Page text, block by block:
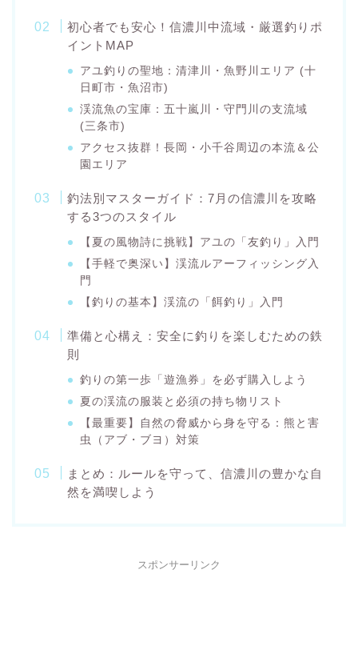
初心者でも安心！信濃川中流域・厳選釣りポ
イントMAP
アユ釣りの聖地：清津川・魚野川エリア (十
日町市・魚沼市)
渓流魚の宝庫：五十嵐川・守門川の支流域
(三条市)
アクセス抜群！長岡・小千谷周辺の本流＆公
園エリア
釣法別マスターガイド：7月の信濃川を攻略
する3つのスタイル
【夏の風物詩に挑戦】アユの「友釣り」入門
【手軽で奥深い】渓流ルアーフィッシング入
門
【釣りの基本】渓流の「餌釣り」入門
準備と心構え：安全に釣りを楽しむための鉄
則
釣りの第一歩「遊漁券」を必ず購入しよう
夏の渓流の服装と必須の持ち物リスト
【最重要】自然の脅威から身を守る：熊と害
虫（アブ・ブヨ）対策
まとめ：ルールを守って、信濃川の豊かな自
然を満喫しよう
スポンサーリンク